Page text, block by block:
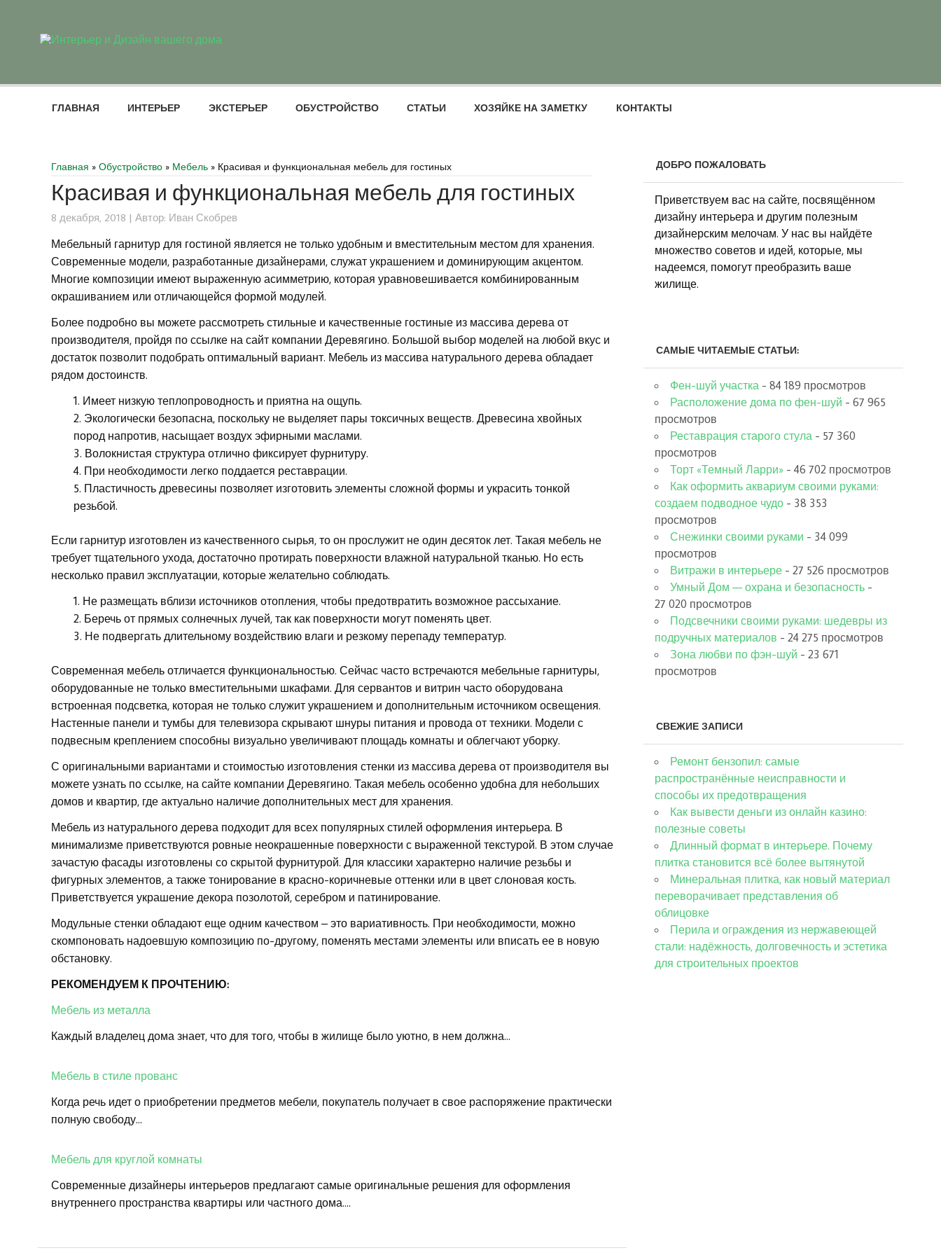
ГЛАВНАЯ ИНТЕРЬЕР ЭКСТЕРЬЕР ОБУСТРОЙСТВО СТАТЬИ ХОЗЯЙКЕ НА ЗАМЕТКУ КОНТАКТЫ
Главная » Обустройство» Мебель» Красивая и функциональная мебель для гостиных
Красивая и функциональная мебель для гостиных
8 декабря, 2018 | Автор: Иван Скобрев
Мебельный гарнитур для гостиной является не только удобным и вместительным местом для хранения.
Современные модели, разработанные дизайнерами, служат украшением и доминирующим акцентом.
Многие композиции имеют выраженную асимметрию, которая уравновешивается комбинированным
окрашиванием или отличающейся формой модулей.
Более подробно вы можете рассмотреть стильные и качественные гостиные из массива дерева от
производителя, пройдя по ссылке на сайт компании Деревягино. Большой выбор моделей на любой вкус и
достаток позволит подобрать оптимальный вариант. Мебель из массива натурального дерева обладает
рядом достоинств.
Имеет низкую теплопроводность и приятна на ощупь.
Экологически безопасна, поскольку не выделяет пары токсичных веществ. Древесина хвойных
пород напротив, насыщает воздух эфирными маслами.
Волокнистая структура отлично фиксирует фурнитуру.
При необходимости легко поддается реставрации.
Пластичность древесины позволяет изготовить элементы сложной формы и украсить тонкой
резьбой.
Если гарнитур изготовлен из качественного сырья, то он прослужит не один десяток лет. Такая мебель не
требует тщательного ухода, достаточно протирать поверхности влажной натуральной тканью. Но есть
несколько правил эксплуатации, которые желательно соблюдать.
Не размещать вблизи источников отопления, чтобы предотвратить возможное рассыхание.
Беречь от прямых солнечных лучей, так как поверхности могут поменять цвет.
Не подвергать длительному воздействию влаги и резкому перепаду температур.
Современная мебель отличается функциональностью. Сейчас часто встречаются мебельные гарнитуры,
оборудованные не только вместительными шкафами. Для сервантов и витрин часто оборудована
встроенная подсветка, которая не только служит украшением и дополнительным источником освещения.
Настенные панели и тумбы для телевизора скрывают шнуры питания и провода от техники. Модели с
подвесным креплением способны визуально увеличивают площадь комнаты и облегчают уборку.
С оригинальными вариантами и стоимостью изготовления стенки из массива дерева от производителя вы
можете узнать по ссылке, на сайте компании Деревягино. Такая мебель особенно удобна для небольших
домов и квартир, где актуально наличие дополнительных мест для хранения.
Мебель из натурального дерева подходит для всех популярных стилей оформления интерьера. В
минимализме приветствуются ровные неокрашенные поверхности с выраженной текстурой. В этом случае
зачастую фасады изготовлены со скрытой фурнитурой. Для классики характерно наличие резьбы и
фигурных элементов, а также тонирование в красно-коричневые оттенки или в цвет слоновая кость.
Приветствуется украшение декора позолотой, серебром и патинирование.
Модульные стенки обладают еще одним качеством – это вариативность. При необходимости, можно
скомпоновать надоевшую композицию по-другому, поменять местами элементы или вписать ее в новую
обстановку.
РЕКОМЕНДУЕМ К ПРОЧТЕНИЮ:
Мебель из металла
Каждый владелец дома знает, что для того, чтобы в жилище было уютно, в нем должна…
Мебель в стиле прованс
Когда речь идет о приобретении предметов мебели, покупатель получает в свое распоряжение практически
полную свободу…
Мебель для круглой комнаты
Современные дизайнеры интерьеров предлагают самые оригинальные решения для оформления
внутреннего пространства квартиры или частного дома.…
ДОБРО ПОЖАЛОВАТЬ
Приветствуем вас на сайте, посвящённом
дизайну интерьера и другим полезным
дизайнерским мелочам. У нас вы найдёте
множество советов и идей, которые, мы
надеемся, помогут преобразить ваше
жилище.
САМЫЕ ЧИТАЕМЫЕ СТАТЬИ:
Фен-шуй участка - 84 189 просмотров
Расположение дома по фен-шуй - 67 965
просмотров
Реставрация старого стула - 57 360
просмотров
Торт «Темный Ларри» - 46 702 просмотров
Как оформить аквариум своими руками:
создаем подводное чудо - 38 353
просмотров
Снежинки своими руками - 34 099
просмотров
Витражи в интерьере - 27 526 просмотров
Умный Дом — охрана и безопасность -
27 020 просмотров
Подсвечники своими руками: шедевры из
подручных материалов - 24 275 просмотров
Зона любви по фэн-шуй - 23 671
просмотров
СВЕЖИЕ ЗАПИСИ
Ремонт бензопил: самые
распространённые неисправности и
способы их предотвращения
Как вывести деньги из онлайн казино:
полезные советы
Длинный формат в интерьере. Почему
плитка становится всё более вытянутой
Минеральная плитка, как новый материал
переворачивает представления об
облицовке
Перила и ограждения из нержавеющей
стали: надёжность, долговечность и эстетика
для строительных проектов